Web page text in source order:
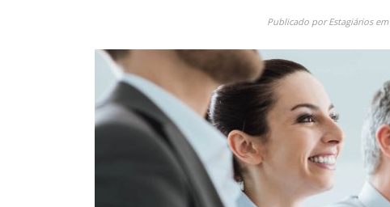
Publicado porEstagiáriosem